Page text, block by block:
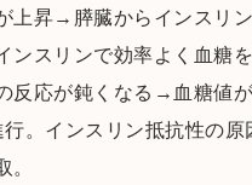
上昇→膵臓からインスリ
ンスリンで効率よく血糖
反応が鈍くなる→血糖値
。インスリン抵抗性の
。